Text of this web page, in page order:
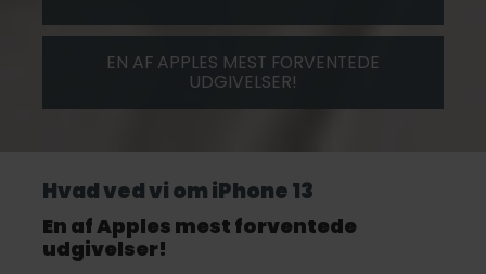
EN AF APPLES MEST FORVENTEDE
UDGIVELSER!
Hvad ved vi om iPhone 13
En af Apples mest forventede
udgivelser!